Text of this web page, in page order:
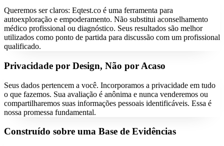
Queremos ser claros: Eqtest.co é uma ferramenta para
autoexploração e empoderamento. Não substitui aconselhamento
médico profissional ou diagnóstico. Seus resultados são melhor
utilizados como ponto de partida para discussão com um profissional
qualificado.
Privacidade por Design, Não por Acaso
Seus dados pertencem a você. Incorporamos a privacidade em tudo
o que fazemos. Sua avaliação é anônima e nunca venderemos ou
compartilharemos suas informações pessoais identificáveis. Essa é
nossa promessa fundamental.
Construído sobre uma Base de Evidências